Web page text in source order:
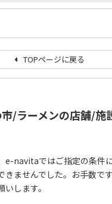
/ラーメンの店舗/施
e-navitaではご指定の条件
きませんでした。お手数で
します。
TOPページに戻る